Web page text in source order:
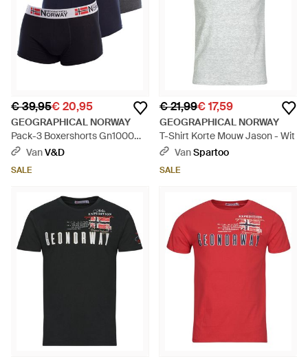
€ 39,95€ 20,95
GEOGRAPHICAL NORWAY
Pack-3 Boxershorts Gn1000
Mann - Blauw
VanV&D
SALE
€ 21,99€ 17,59
GEOGRAPHICAL NORWAY
T-Shirt Korte Mouw Jason - Wit
VanSpartoo
SALE